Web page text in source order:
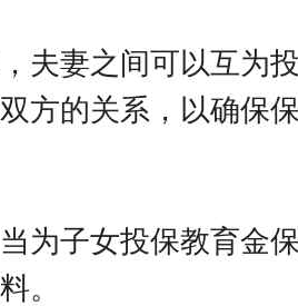
夫妻之间可以互为
方的关系，以确保
为子女投保教育金
。